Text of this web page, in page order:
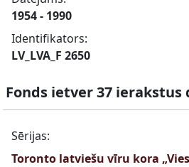
1954 - 1990
Identifikators:
LV_LVA_F 2650
Fonds ietver 37 ierakstus
Sērijas:
Toronto latviešu vīru kora